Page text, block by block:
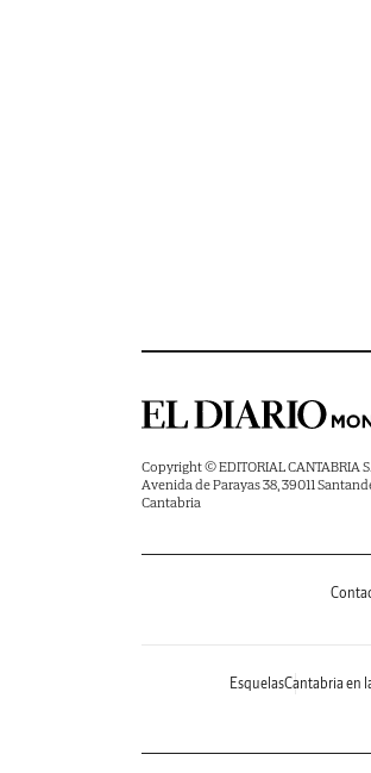
Copyright © EDITORIAL CANTABRIA
Avenida de Parayas 38, 39011
Cantabria
EsquelasCantabria en